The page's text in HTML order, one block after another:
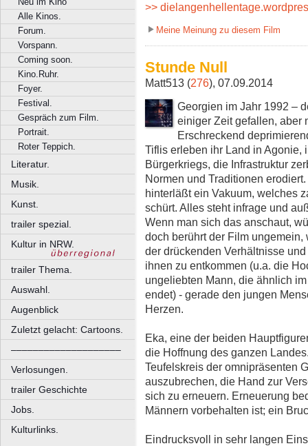
Alle Kinos.
Forum.
Vorspann.
Coming soon.
Kino.Ruhr.
Foyer.
Festival.
Gespräch zum Film.
Portrait.
Roter Teppich.
Literatur.
Musik.
Kunst.
trailer spezial.
Kultur in NRW.
trailer Thema.
Auswahl.
Augenblick
Zuletzt gelacht: Cartoons.
––––––––––––––––––––
Verlosungen.
trailer Geschichte
Jobs.
Kulturlinks.
>>
Meine Meinung zu diesem Film
Stunde Null
Matt513 (276), 07.09.2014
Georgien im Jahr 1992 –
einiger Zeit gefallen, aber
Erschreckend
Tiflis erleben ihr Land in Agonie,
Bürgerkriegs, die Infrastruktur
Normen und Traditionen
hinterläßt ein Vakuum, welches
schürt. Alles steht infrage und
Wenn man sich das anschaut,
doch berührt der Film
der drückenden Verhältnisse
ihnen zu entkommen (u.a. die
ungeliebten Mann, die ähnlich
endet) - gerade den jungen
Herzen.
Eka, eine der beiden
die Hoffnung des ganzen
Teufelskreis der omnipräsenten
auszubrechen, die Hand zur
sich zu erneuern. Erneuerung
Männern vorbehalten ist; ein
Eindrucksvoll in sehr langen